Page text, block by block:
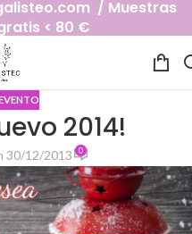
/ Muestras
< 80 €
2014!
30/12/2013 0